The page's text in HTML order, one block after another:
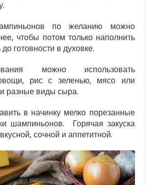
по желанию можно
чтобы потом только наполнить
готовности в духовке.
можно использовать
рис с зеленью, мясо или
и разные виды сыра.
в начинку мелко порезанные
шампиньонов. Горячая закуска
сочной и аппетитной.